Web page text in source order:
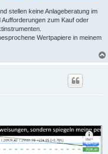
stellen keine Anlageberatung im
zum Kauf oder
Wertpapiere in meinem